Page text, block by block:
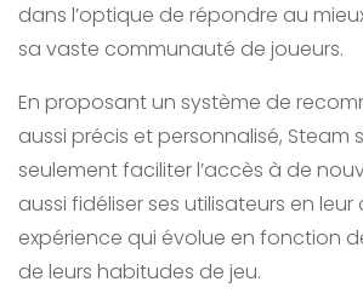
dans l’optique de répondre au
sa vaste communauté de joueurs.
En proposant un système de
aussi précis et personnalisé, Steam
seulement faciliter l’accès à de
aussi fidéliser ses utilisateurs en
expérience qui évolue en fonction
de leurs habitudes de jeu.